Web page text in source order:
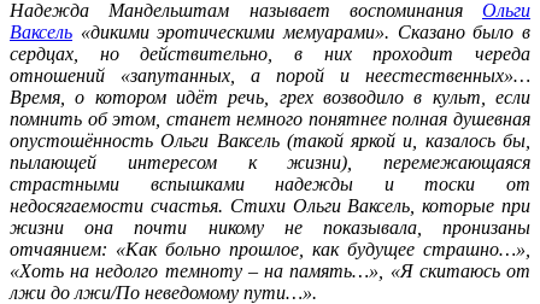
Надежда Мандельштам называет воспоминания Ольги
Ваксель «дикими эротическими мемуарами». Сказано было в
сердцах, но действительно, в них проходит череда
отношений «запутанных, а порой и неестественных»…
Время, о котором идёт речь, грех возводило в культ, если
помнить об этом, станет немного понятнее полная душевная
опустошённость Ольги Ваксель (такой яркой и, казалось бы,
пылающей интересом к жизни), перемежающаяся
страстными вспышками надежды и тоски от
недосягаемости счастья. Стихи Ольги Ваксель, которые при
жизни она почти никому не показывала, пронизаны
отчаянием: «Как больно прошлое, как будущее страшно…»,
«Хоть на недолго темноту – на память…», «Я скитаюсь от
лжи до лжи/По неведомому пути…».